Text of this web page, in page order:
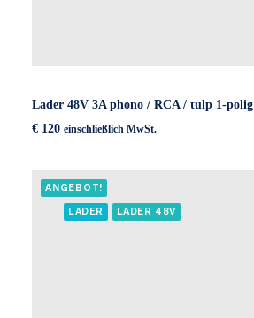
Lader 48V 3A phono / RCA / tulp 1-polig
€ 120 einschließlich MwSt.
LADER LADER 48V
ANGEBOT!